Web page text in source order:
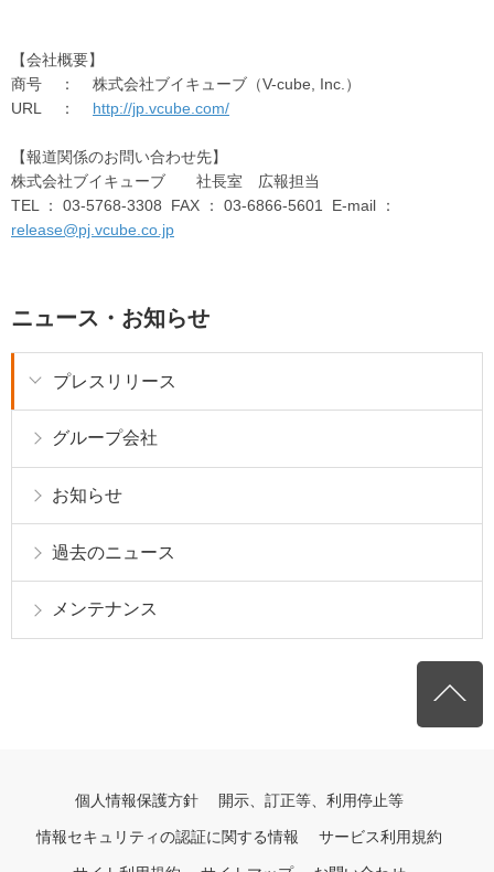
【会社概要】
商号 ： 株式会社ブイキューブ（V-cube, Inc.）
URL ： http://jp.vcube.com/
【報道関係のお問い合わせ先】
株式会社ブイキューブ 社長室 広報担当
TEL ： 03-5768-3308 FAX ： 03-6866-5601 E-mail ：
release@pj.vcube.co.jp
ニュース・お知らせ
プレスリリース
グループ会社
お知らせ
過去のニュース
メンテナンス
個人情報保護方針 開示、訂正等、利用停止等
情報セキュリティの認証に関する情報 サービス利用規約